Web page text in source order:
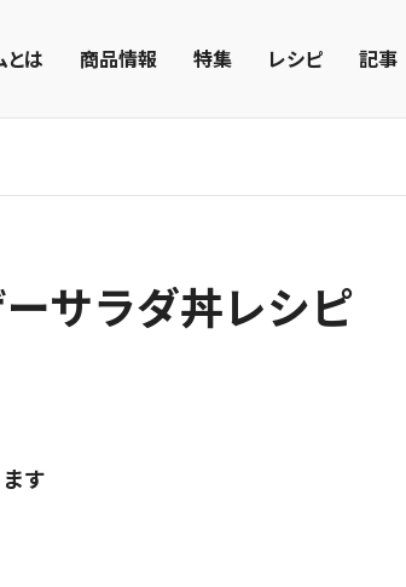
とは 商品情報 特集 レシピ 記事
サラダ丼レシピ
す